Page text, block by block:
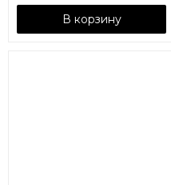
В корзину